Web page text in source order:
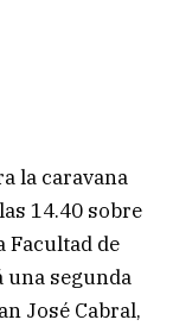
la caravana
14.40 sobre
Facultad de
una segunda
José Cabral,